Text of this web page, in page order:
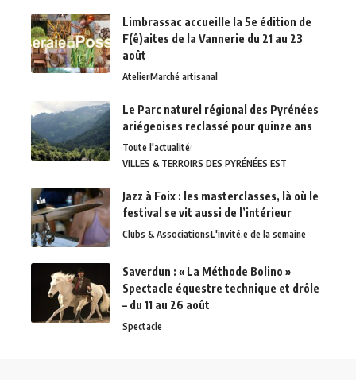
Limbrassac accueille la 5e édition de
F(ê)aites de la Vannerie du 21 au 23
août
AtelierMarché artisanal
Le Parc naturel régional des Pyrénées
ariégeoises reclassé pour quinze ans
Toute l'actualité
VILLES & TERROIRS DES PYRÉNÉES EST
Jazz à Foix : les masterclasses, là où le
festival se vit aussi de l’intérieur
Clubs & AssociationsL'invité.e de la semaine
Saverdun : « La Méthode Bolino »
Spectacle équestre technique et drôle
– du 11 au 26 août
Spectacle